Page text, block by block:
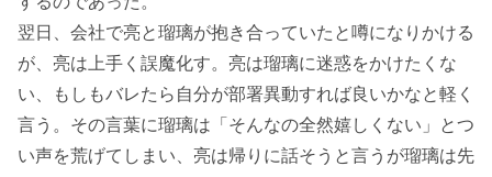
翌日、会社で亮と瑠璃が抱き合っていたと噂になりかける
が、亮は上手く誤魔化す。亮は瑠璃に迷惑をかけたくな
い、もしもバレたら自分が部署異動すれば良いかなと軽く
言う。その言葉に瑠璃は「そんなの全然嬉しくない」とつ
い声を荒げてしまい、亮は帰りに話そうと言うが瑠璃は先